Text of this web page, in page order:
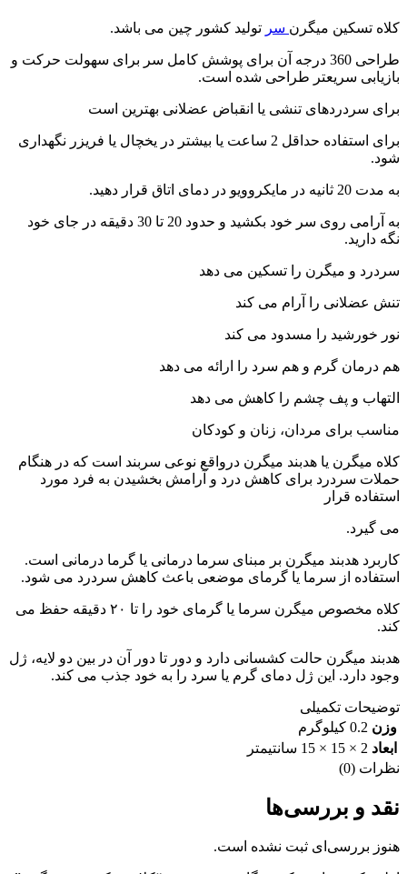
کلاه تسکین میگرن سر تولید کشور چین می باشد.
طراحی 360 درجه آن برای پوشش کامل سر برای سهولت حرکت و
بازیابی سریعتر طراحی شده است.
برای سردردهای تنشی یا انقباض عضلانی بهترین است
برای استفاده حداقل 2 ساعت یا بیشتر در یخچال یا فریزر نگهداری
شود.
به مدت 20 ثانیه در مایکروویو در دمای اتاق قرار دهید.
به آرامی روی سر خود بکشید و حدود 20 تا 30 دقیقه در جای خود
نگه دارید.
سردرد و میگرن را تسکین می دهد
تنش عضلانی را آرام می کند
نور خورشید را مسدود می کند
هم درمان گرم و هم سرد را ارائه می دهد
التهاب و پف چشم را کاهش می دهد
مناسب برای مردان، زنان و کودکان
کلاه میگرن یا هدبند میگرن درواقع نوعی سربند است که در هنگام
حملات سردرد برای کاهش درد و آرامش بخشیدن به فرد مورد
استفاده قرار
می گیرد.
کاربرد ‌هدبند میگرن بر مبنای سرما درمانی یا گرما درمانی است.
استفاده از سرما یا گرمای موضعی باعث کاهش سردرد می شود.
کلاه مخصوص میگرن سرما یا گرمای خود را تا ۲۰ دقیقه حفظ می
کند.
هدبند میگرن حالت کشسانی دارد و دور تا دور آن در بین دو لایه، ژل
وجود دارد. این ژل دمای گرم یا سرد را به خود جذب می کند.
توضیحات تکمیلی
وزن 0.2 کیلوگرم
ابعاد 2 × 15 × 15 سانتیمتر
نظرات (0)
نقد و بررسی‌ها
هنوز بررسی‌ای ثبت نشده است.